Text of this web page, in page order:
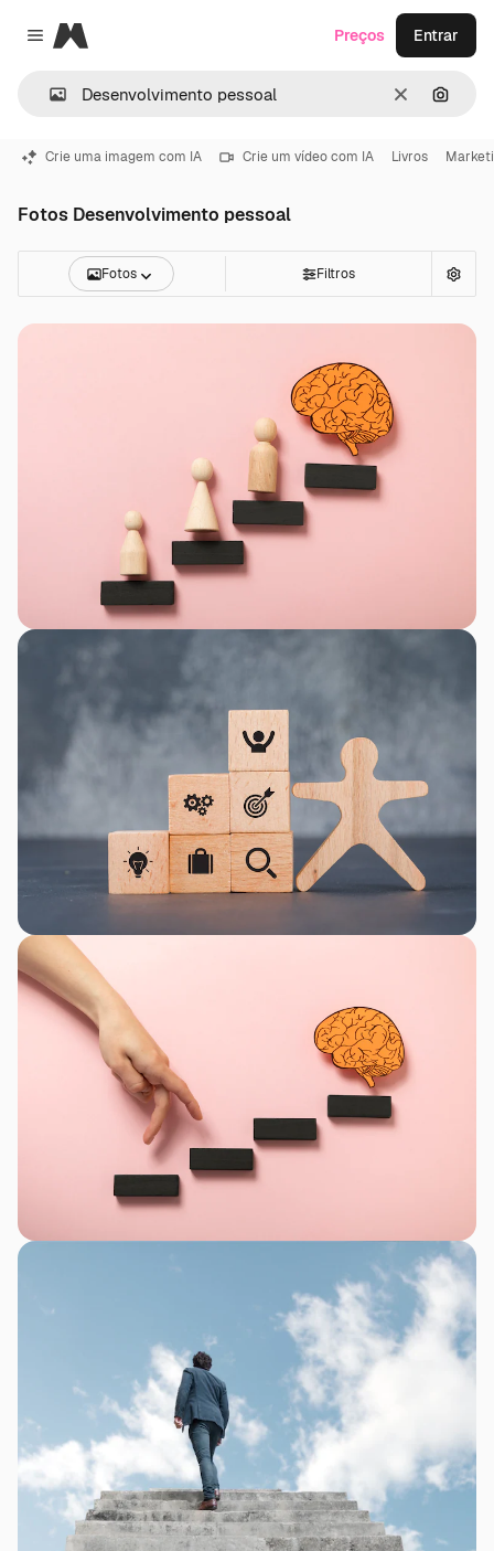
Close menu
Magnific
Limpar
Preços Entrar
Crie uma imagem com IA Crie um vídeo com IA Livros
Fotos Desenvolvimento pessoal
Fotos Filtros